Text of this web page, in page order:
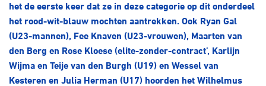
Producten en diensten
Contact
Over ons
Lid worden
het de eerste keer dat ze in deze categorie op dit onderdeel
het rood-wit-blauw mochten aantrekken. Ook Ryan Gal
(U23-mannen), Fee Knaven (U23-vrouwen), Maarten van
den Berg en Rose Kloese (elite-zonder-contract’, Karlijn
Wijma en Teije van den Burgh (U19) en Wessel van
Kesteren en Julia Herman (U17) hoorden het Wilhelmus
Veldrijden Biketrial
Pumptrack Fixed gear